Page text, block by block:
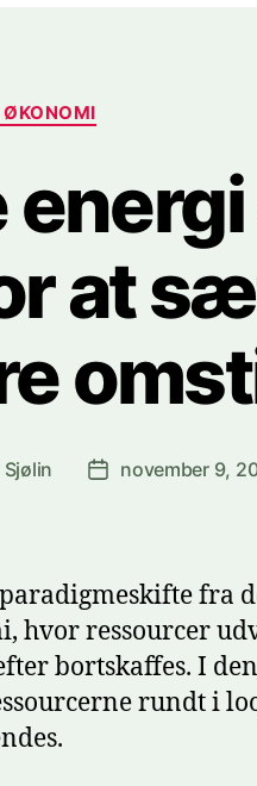
at
Indlægsdato
november 9,
fra
ressourcer
bortskaffes. I den
rundt i